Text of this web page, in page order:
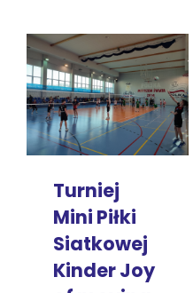
Turniej
Mini Piłki
Siatkowej
Kinder Joy